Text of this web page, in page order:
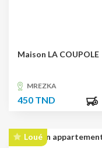
Maison LA COUPOLE
MREZKA
450 TND
Loué